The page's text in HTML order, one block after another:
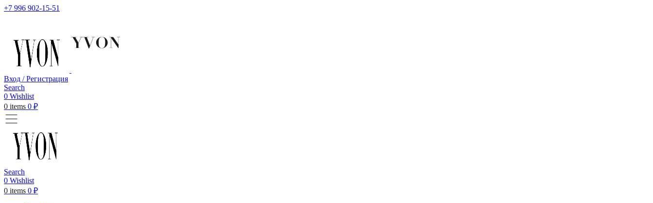
+7 996 902-15-51
Вход / Регистрация
Search
0 Wishlist
0 items 0 ₽
Search
0 Wishlist
0 items 0 ₽